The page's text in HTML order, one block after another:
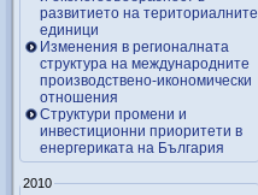
развитието на териториалните
единици
Изменения в регионалната
структура на международните
производствено-икономически
отношения
Структури промени и
инвестиционни приоритети в
енергериката на България
2010